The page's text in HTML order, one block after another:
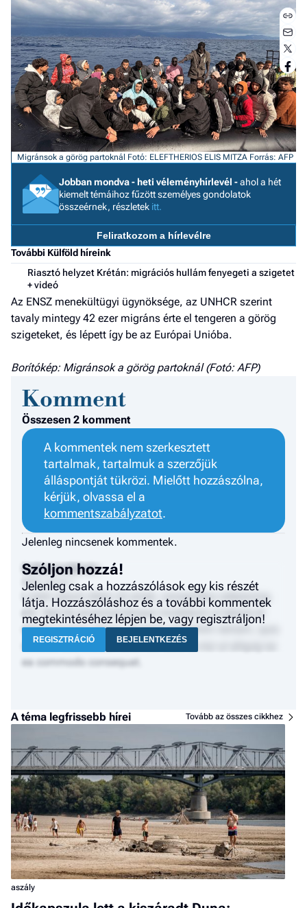
- heti
Migránsok a görög partoknál Fotó: ELEFTHERIOS ELIS MITZA Forrás: AFP
Jobban mondva - heti véleményhírlevél -ahol a hét
kiemelt témáihoz fűzött személyes gondolatok
összeérnek, részletek itt.
Feliratkozom a hírlevélre
További Külföld híreink
Riasztó helyzet Krétán: migrációs hullám fenyegeti a szigetet
+ videó
Az ENSZ menekültügyi ügynöksége, az UNHCR szerint
tavaly mintegy 42 ezer migráns érte el tengeren a görög
szigeteket, és lépett így be az Európai Unióba.
Borítókép: Migránsok a görög partoknál (Fotó: AFP)
Komment
Összesen 2 komment
A kommentek nem szerkesztett
tartalmak, tartalmuk a szerzőjük
álláspontját tükrözi. Mielőtt hozzászólna,
kérjük, olvassa el a
kommentszabályzatot.
Jelenleg nincsenek kommentek.
Felhasználónév
2024. január 1.
Lorem ipsum dolor sit amet, consectetur adipiscing
elit. Sed do eiusmod tempor incididunt ut labore et
dolore magna aliqua. Ut enim ad minim veniam, quis
nostrud exercitation ullamco laboris nisi ut aliquip ex
ea commodo consequat.
Szóljon hozzá!
Jelenleg csak a hozzászólások egy kis részét
látja. Hozzászóláshoz és a további kommentek
megtekintéséhez lépjen be, vagy regisztráljon!
REGISZTRÁCIÓ BEJELENTKEZÉS
A téma legfrissebb hírei Tovább az összes cikkhez
aszály